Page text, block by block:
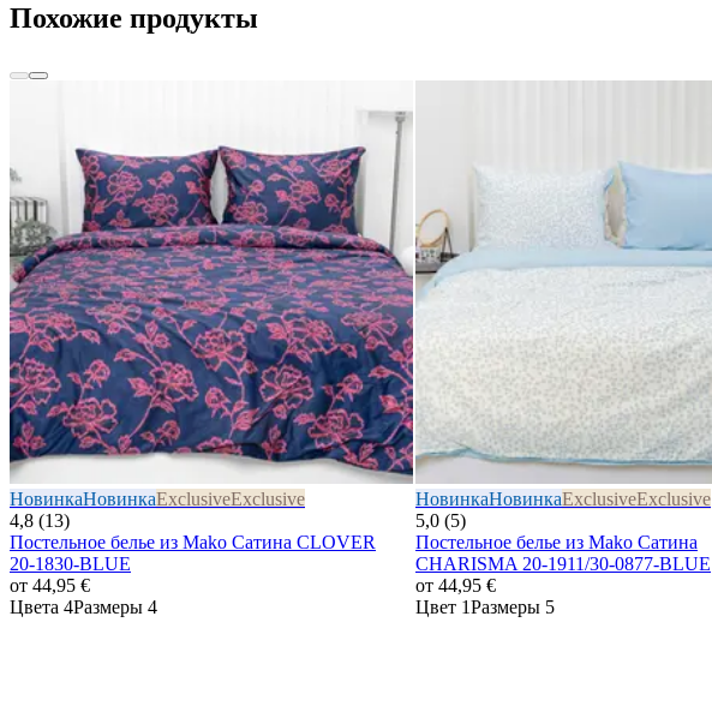
Похожие продукты
НовинкаНовинкаExclusiveExclusive
4,8 (13)
Постельное белье из Mako Сатина CLOVER
20-1830-BLUE
от 44,95 €
Цвета 4Размеры 4
НовинкаНовинкаExclusiveExclusive
5,0 (5)
Постельное белье из Mako Сатина
CHARISMA 20-1911/30-0877-BLUE
от 44,95 €
Цвет 1Размеры 5